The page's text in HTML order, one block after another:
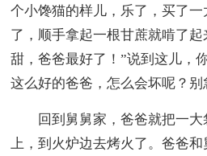
个小馋猫的样儿，乐了，买了
了，顺手拿起一根甘蔗就啃了
甜，爸爸最好了！”说到这儿，
这么好的爸爸，怎么会坏呢？
回到舅舅家，爸爸就把一大
上，到火炉边去烤火了。爸爸